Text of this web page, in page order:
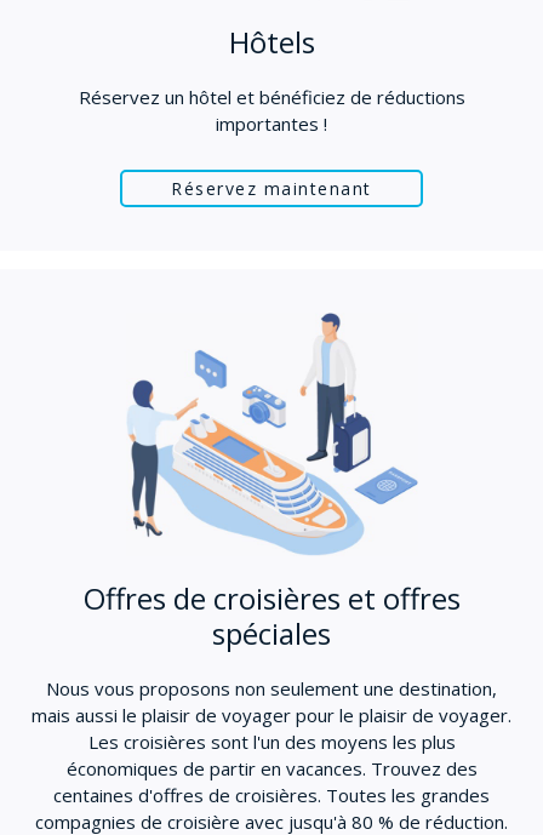
Hôtels
Réservez un hôtel et bénéficiez de réductions
importantes !
Réservez maintenant
Offres de croisières et offres
spéciales
Nous vous proposons non seulement une destination,
mais aussi le plaisir de voyager pour le plaisir de voyager.
Les croisières sont l'un des moyens les plus
économiques de partir en vacances. Trouvez des
centaines d'offres de croisières. Toutes les grandes
compagnies de croisière avec jusqu'à 80 % de réduction.